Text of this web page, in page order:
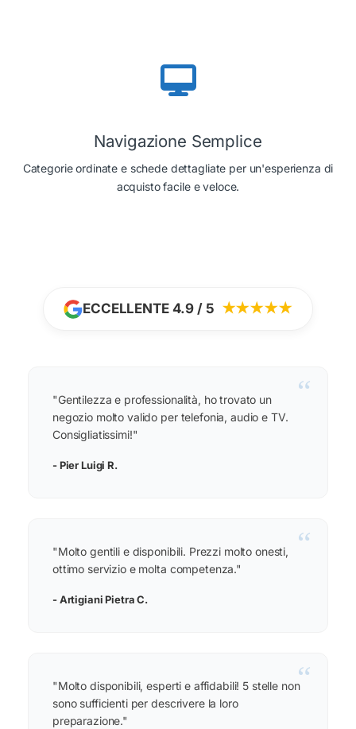
Navigazione Semplice
Categorie ordinate e schede dettagliate per un'esperienza di
acquisto facile e veloce.
ECCELLENTE 4.9 / 5 ★★★★★
“
"Gentilezza e professionalità, ho trovato un
negozio molto valido per telefonia, audio e TV.
Consigliatissimi!"
- Pier Luigi R.
“
"Molto gentili e disponibili. Prezzi molto onesti,
ottimo servizio e molta competenza."
- Artigiani Pietra C.
“
"Molto disponibili, esperti e affidabili! 5 stelle non
sono sufficienti per descrivere la loro
preparazione."